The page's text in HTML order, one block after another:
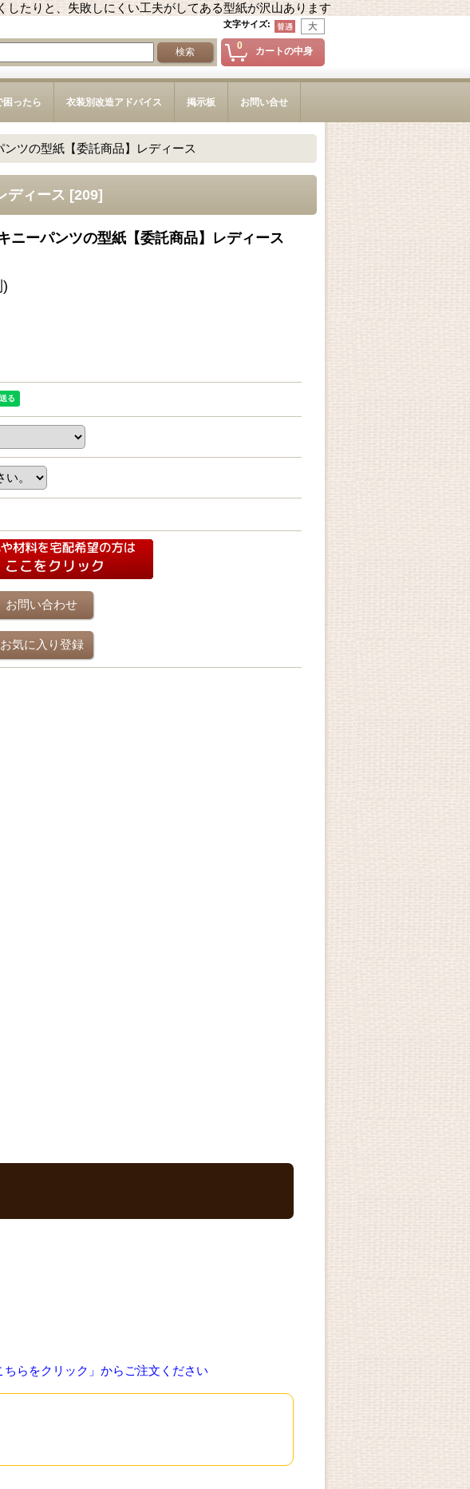
たりと、失敗しにくい工夫がしてある型紙が沢山あります
文字サイズ:
0 カートの中身
困ったら 衣装別改造アドバイス 掲示板 お問い合せ
ツの型紙【委託商品】レディース
ディース [209]
ーパンツの型紙【委託商品】レディース
お問い合わせ
お気に入り登録
らをクリック」からご注文ください